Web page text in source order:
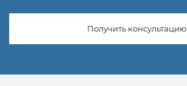
Получить консультацию